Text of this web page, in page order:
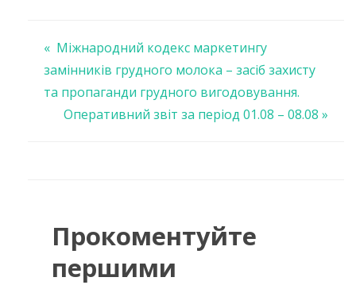
Навігація
записів
« Міжнародний кодекс маркетингу
замінників грудного молока – засіб захисту
та пропаганди грудного вигодовування.
Оперативний звіт за період 01.08 – 08.08 »
Прокоментуйте
першими